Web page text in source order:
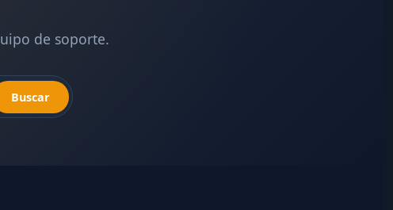
de soporte.
Buscar